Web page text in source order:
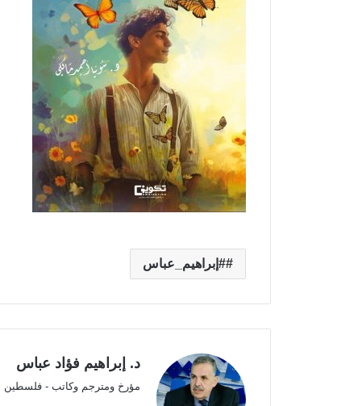
#إبراهيم_عباس
د. إبراهيم فؤاد عباس
مؤرخ ومترجم وكاتب - فلسطين